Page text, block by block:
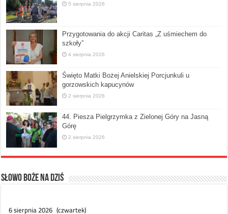
5 sierpnia 2026
Przygotowania do akcji Caritas „Z uśmiechem do
szkoły”
4 sierpnia 2026
Święto Matki Bożej Anielskiej Porcjunkuli u
gorzowskich kapucynów
2 sierpnia 2026
44. Piesza Pielgrzymka z Zielonej Góry na Jasną
Górę
2 sierpnia 2026
Słowo Boże na dziś